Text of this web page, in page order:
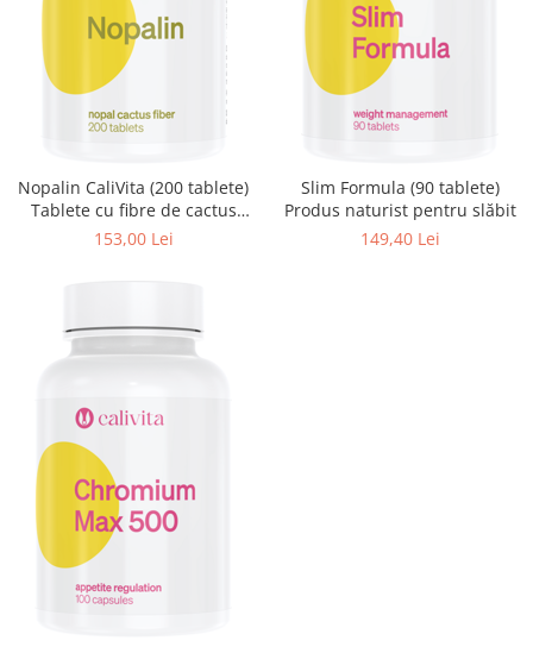
Pentru copii
Pentru femei
Pentru seniori
Putere concentrare si memorie
Slabit
Nopalin CaliVita (200 tablete)
Tablete cu fibre de cactus
Nopal
153,00 Lei
Slim Formula (90 tablete)
Produs naturist pentru slăbit
149,40 Lei